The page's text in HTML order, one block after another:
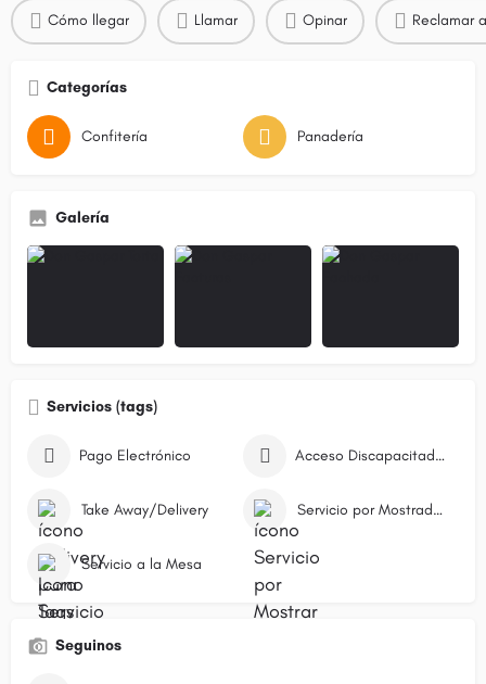
Cómo llegar Llamar Opinar Reclamar
Categorías
Confitería Panadería
Galería
Servicios (tags)
Pago Electrónico Acceso Discapacitados
Take Away/Delivery Servicio por Mostrador/Caja
Servicio a la Mesa
Seguinos